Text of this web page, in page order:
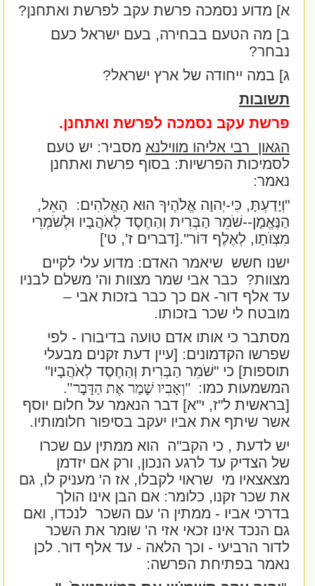
א] מדוע נסמכה פרשת עקב לפרשת ואתחנן?
ב] מה הטעם בבחירה, בעם ישראל כעם
נבחר?
ג] במה ייחודה של ארץ ישראל?
תשובות
פרשת עקב נסמכה לפרשת ואתחנן.
הגאון רבי אליהו מווילנאמסביר: יש טעם
לסמיכות הפרשיות: בסוף פרשת ואתחנן
נאמר:
"וְיָדַעְתָּ, כִּי-יְהוָה אֱלֹהֶיךָ הוּא הָאֱלֹהִים: הָאֵל,
הַנֶּאֱמָן--שֹׁמֵר הַבְּרִית וְהַחֶסֶד לְאֹהֲבָיו וּלְשֹׁמְרֵי
מִצְוֺתָו, לְאֶלֶף דּוֹר".[דברים ז', ט']
ישנו חשש שיאמר האדם: מדוע עלי לקיים
מצוות? כבר אבי שמר מצוות וה' משלם לבניו
עד אלף דור- אם כך כבר בזכות אבי –
מובטח לי שכר בזכותו.
מסתבר כי אותו אדם טועה בדיבורו - לפי
שפרשו הקדמונים: [עיין דעת זקנים מבעלי
תוספות] כי "שֹׁמֵר הַבְּרִית וְהַחֶסֶד לְאֹהֲבָיו"
המשמעות כמו:"וְאָבִיו שָׁמַר אֶת הַדָּבָר".
[בראשית ל"ז, י"א] דבר הנאמר על חלום יוסף
אשר שיתף את אביו יעקב בסיפור חלומותיו.
יש לדעת , כי הקב"ה הוא ממתין עם שכרו
של הצדיק עד לרגע הנכון, ורק אם יזדמן
מצאצאיו מי שראוי לקבלו, אז ה' מעניק לו, גם
את שכר זקנו, כלומר: אם הבן אינו הולך
בדרכי אביו - ממתין ה' עם השכר לנכדו, ואם
גם הנכד אינו זכאי אזי ה' שומר את השכר
לדור הרביעי - וכך הלאה - עד אלף דור. לכן
נאמר בפתיחת הפרשה: